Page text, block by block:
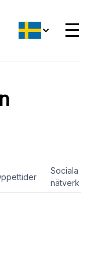
☰
Sociala
nätverk